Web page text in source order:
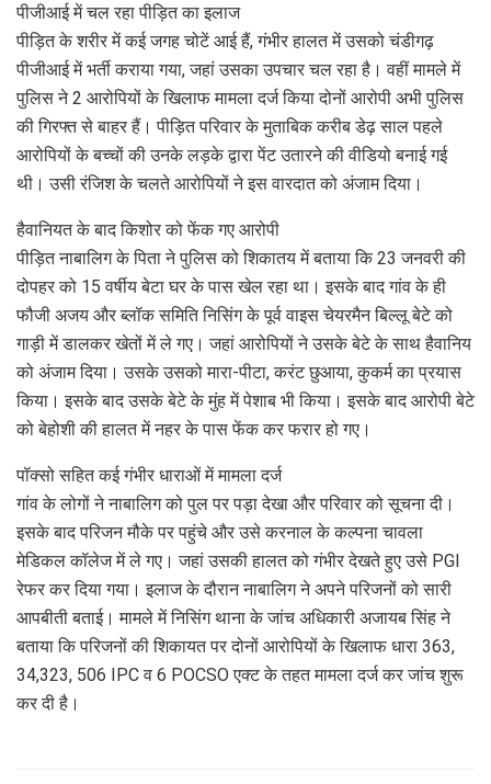
पीजीआई में चल रहा पीड़ित का इलाज
पीड़ित के शरीर में कई जगह चोटें आई हैं, गंभीर हालत में उसको चंडीगढ़
पीजीआई में भर्ती कराया गया, जहां उसका उपचार चल रहा है। वहीं मामले में
पुलिस ने 2 आरोपियों के खिलाफ मामला दर्ज किया दोनों आरोपी अभी पुलिस
की गिरफ्त से बाहर हैं। पीड़ित परिवार के मुताबिक करीब डेढ़ साल पहले
आरोपियों के बच्चों की उनके लड़के द्वारा पेंट उतारने की वीडियो बनाई गई
थी। उसी रंजिश के चलते आरोपियों ने इस वारदात को अंजाम दिया।
हैवानियत के बाद किशोर को फेंक गए आरोपी
पीड़ित नाबालिग के पिता ने पुलिस को शिकातय में बताया कि 23 जनवरी की
दोपहर को 15 वर्षीय बेटा घर के पास खेल रहा था। इसके बाद गांव के ही
फौजी अजय और ब्लॉक समिति निसिंग के पूर्व वाइस चेयरमैन बिल्लू बेटे को
गाड़ी में डालकर खेतों में ले गए। जहां आरोपियों ने उसके बेटे के साथ हैवानिय
को अंजाम दिया। उसके उसको मारा-पीटा, करंट छुआया, कुकर्म का प्रयास
किया। इसके बाद उसके बेटे के मुंह में पेशाब भी किया। इसके बाद आरोपी बेटे
को बेहोशी की हालत में नहर के पास फेंक कर फरार हो गए।
पॉक्सो सहित कई गंभीर धाराओं में मामला दर्ज
गांव के लोगों ने नाबालिग को पुल पर पड़ा देखा और परिवार को सूचना दी।
इसके बाद परिजन मौके पर पहुंचे और उसे करनाल के कल्पना चावला
मेडिकल कॉलेज में ले गए। जहां उसकी हालत को गंभीर देखते हुए उसे PGI
रेफर कर दिया गया। इलाज के दौरान नाबालिग ने अपने परिजनों को सारी
आपबीती बताई। मामले में निसिंग थाना के जांच अधिकारी अजायब सिंह ने
बताया कि परिजनों की शिकायत पर दोनों आरोपियों के खिलाफ धारा 363,
34,323, 506 IPC व 6 POCSO एक्ट के तहत मामला दर्ज कर जांच शुरू
कर दी है।